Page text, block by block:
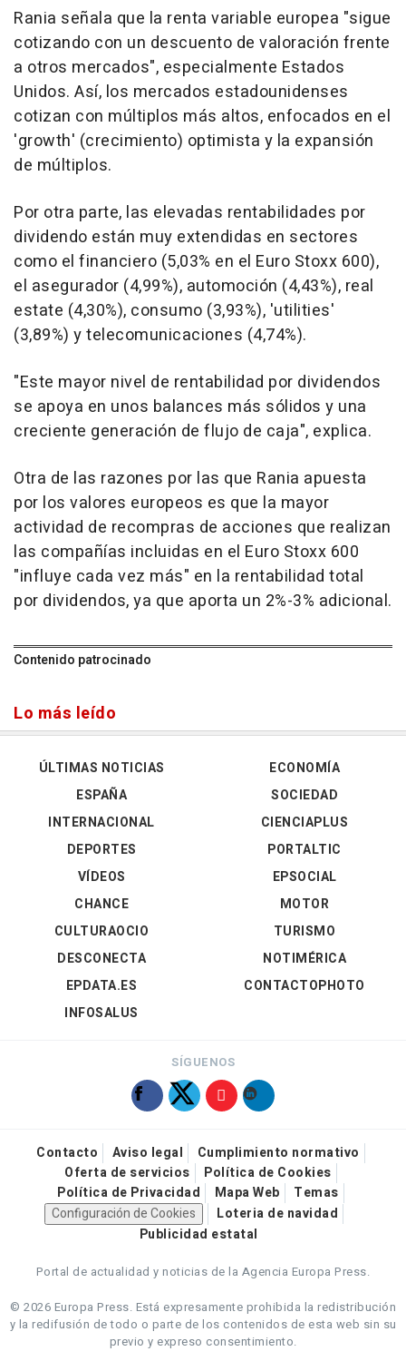
Rania señala que la renta variable europea "sigue
cotizando con un descuento de valoración frente
a otros mercados", especialmente Estados
Unidos. Así, los mercados estadounidenses
cotizan con múltiplos más altos, enfocados en el
'growth' (crecimiento) optimista y la expansión
de múltiplos.
Por otra parte, las elevadas rentabilidades por
dividendo están muy extendidas en sectores
como el financiero (5,03% en el Euro Stoxx 600),
el asegurador (4,99%), automoción (4,43%), real
estate (4,30%), consumo (3,93%), 'utilities'
(3,89%) y telecomunicaciones (4,74%).
"Este mayor nivel de rentabilidad por dividendos
se apoya en unos balances más sólidos y una
creciente generación de flujo de caja", explica.
Otra de las razones por las que Rania apuesta
por los valores europeos es que la mayor
actividad de recompras de acciones que realizan
las compañías incluidas en el Euro Stoxx 600
"influye cada vez más" en la rentabilidad total
por dividendos, ya que aporta un 2%-3% adicional.
Contenido patrocinado
Lo más leído
ÚLTIMAS NOTICIAS
ESPAÑA
INTERNACIONAL
DEPORTES
VÍDEOS
ECONOMÍA
SOCIEDAD
CIENCIAPLUS
PORTALTIC
EPSOCIAL
CHANCE
CULTURAOCIO
DESCONECTA
EPDATA.ES
INFOSALUS
MOTOR
TURISMO
NOTIMÉRICA
CONTACTOPHOTO
SÍGUENOS
Contacto Aviso legal
Cumplimiento normativo
Oferta de servicios
Política de Cookies
Política de Privacidad
Mapa Web
Temas
Configuración de Cookies
Loteria de navidad
Publicidad estatal
Portal de actualidad y noticias de la Agencia Europa Press.
© 2026 Europa Press. Está expresamente prohibida la redistribución
y la redifusión de todo o parte de los contenidos de esta web sin su
previo y expreso consentimiento.